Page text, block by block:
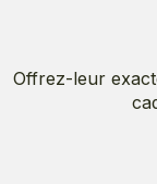
Offrez-leur